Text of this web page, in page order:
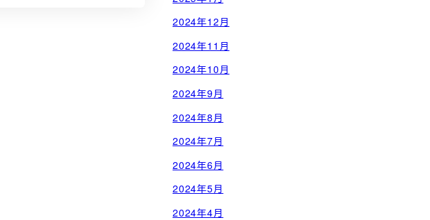
2024年12月
2024年11月
2024年10月
2024年9月
2024年8月
2024年7月
2024年6月
2024年5月
2024年4月